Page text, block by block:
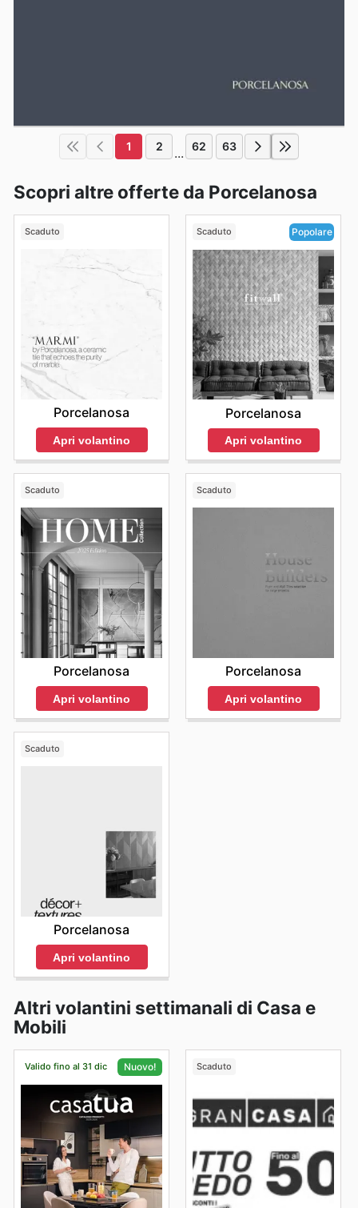
1 2 ... 62 63
Scopri altre offerte da Porcelanosa
Scaduto
Porcelanosa
Apri volantino
Scaduto Popolare
Porcelanosa
Apri volantino
Scaduto
Porcelanosa
Apri volantino
Scaduto
Porcelanosa
Apri volantino
Scaduto
Porcelanosa
Apri volantino
Altri volantini settimanali di Casa e
Mobili
Valido fino al 31 dic Nuovo! Scaduto